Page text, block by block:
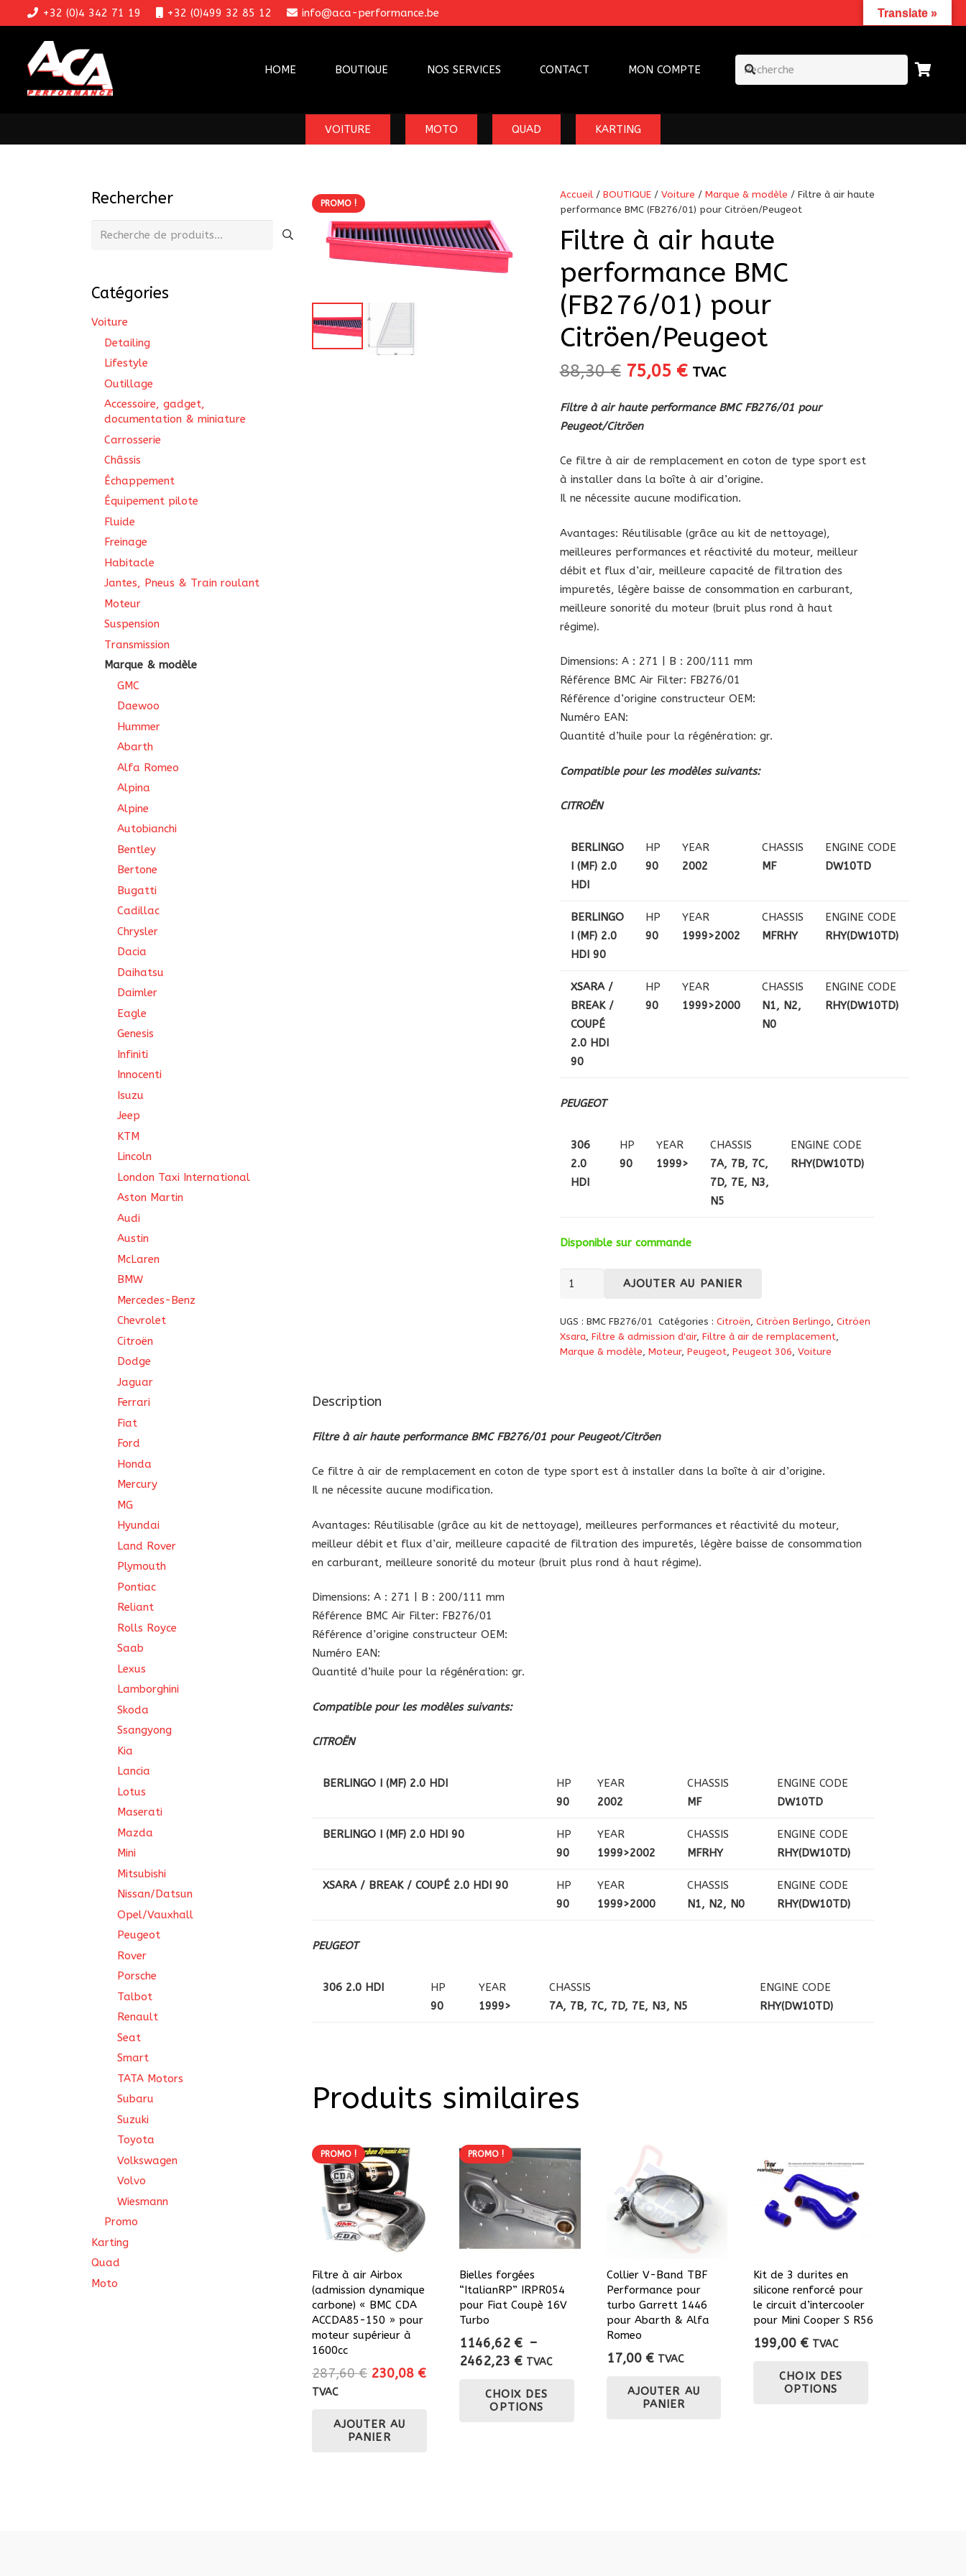
+32 (0)4 342 71 19 +32 (0)499 32 85 12 info@aca-performance.be
HOME BOUTIQUE NOS SERVICES CONTACT MON COMPTE
VOITURE MOTO QUAD KARTING
PROMO !
Accueil/ BOUTIQUE/ Voiture / Marque & modèle / Filtre à air haute
performance BMC (FB276/01) pour Citröen/Peugeot
Filtre à air haute
performance BMC
(FB276/01) pour
Citröen/Peugeot
88,30€ Le
initial
était :
75,05 €Le
actuel
TVAC
Filtre à air haute performance BMC FB276/01 pour
Peugeot/Citröen
Ce filtre à air de remplacement en coton de type sport est
à installer dans la boîte à air d’origine.
Il ne nécessite aucune modification.
Avantages: Réutilisable (grâce au kit de nettoyage),
meilleures performances et réactivité du moteur, meilleur
débit et flux d’air, meilleure capacité de filtration des
impuretés, légère baisse de consommation en carburant,
meilleure sonorité du moteur (bruit plus rond à haut
régime).
Dimensions: A : 271 | B : 200/111 mm
Référence BMC Air Filter: FB276/01
Référence d’origine constructeur OEM:
Numéro EAN:
Quantité d’huile pour la régénération: gr.
Compatible pour les modèles suivants:
CITROËN
BERLINGO
I (MF) 2.0
HDI
HP
90
YEAR
2002
CHASSIS
MF
ENGINE CODE
DW10TD
BERLINGO
I (MF) 2.0
HDI 90
HP
90
YEAR
1999>2002
CHASSIS
MFRHY
ENGINE CODE
RHY(DW10TD)
XSARA /
BREAK /
COUPÉ
2.0 HDI
90
HP
90
YEAR
1999>2000
CHASSIS
N1, N2,
N0
ENGINE CODE
RHY(DW10TD)
PEUGEOT
306
2.0
HDI
HP
90
YEAR
1999>
CHASSIS
7A, 7B, 7C,
7D, 7E, N3,
N5
ENGINE CODE
RHY(DW10TD)
Disponible sur commande
quantité
à
air
pour
Citröen/Peugeot
AJOUTER AU PANIER
UGS : BMC FB276/01 Catégories :Citroën,Citröen Berlingo,Citröen
Xsara, Filtre & admission d'air, Filtre à air de remplacement,
Marque & modèle, Moteur, Peugeot, Peugeot 306, Voiture
Description
Filtre à air haute performance BMC FB276/01 pour Peugeot/Citröen
Ce filtre à air de remplacement en coton de type sport est à installer dans la boîte à air d’origine.
Il ne nécessite aucune modification.
Avantages: Réutilisable (grâce au kit de nettoyage), meilleures performances et réactivité du moteur,
meilleur débit et flux d’air, meilleure capacité de filtration des impuretés, légère baisse de consommation
en carburant, meilleure sonorité du moteur (bruit plus rond à haut régime).
Dimensions: A : 271 | B : 200/111 mm
Référence BMC Air Filter: FB276/01
Référence d’origine constructeur OEM:
Numéro EAN:
Quantité d’huile pour la régénération: gr.
Compatible pour les modèles suivants:
CITROËN
BERLINGO I (MF) 2.0 HDI
HP
90
YEAR
2002
CHASSIS
MF
ENGINE CODE
DW10TD
BERLINGO I (MF) 2.0 HDI 90
HP
90
YEAR
1999>2002
CHASSIS
MFRHY
ENGINE CODE
RHY(DW10TD)
XSARA / BREAK / COUPÉ 2.0 HDI 90
HP
90
YEAR
1999>2000
CHASSIS
N1, N2, N0
ENGINE CODE
RHY(DW10TD)
PEUGEOT
306 2.0 HDI
HP
90
YEAR
1999>
CHASSIS
7A, 7B, 7C, 7D, 7E, N3, N5
ENGINE CODE
RHY(DW10TD)
Produits similaires
PROMO !
Filtre à air Airbox
(admission dynamique
carbone) « BMC CDA
ACCDA85-150 » pour
moteur supérieur à
1600cc
287,60€ Le
était :
287,60 €.
230,08 €Le
TVAC
AJOUTER AU
PANIER
PROMO !
Bielles forgées
“ItalianRP” IRPR054
pour Fiat Coupè 16V
Turbo
1146,62 € –
2462,23 €Plage
prix :
1146,62 €
TVAC
CHOIX DES
OPTIONS
Collier V-Band TBF
Performance pour
turbo Garrett 1446
pour Abarth & Alfa
Romeo
17,00 € TVAC
AJOUTER AU
PANIER
Kit de 3 durites en
silicone renforcé pour
le circuit d’intercooler
pour Mini Cooper S R56
199,00 € TVAC
CHOIX DES
OPTIONS
Rechercher
Recherche
Catégories
Voiture
Detailing
Lifestyle
Outillage
Accessoire, gadget,
documentation & miniature
Carrosserie
Châssis
Échappement
Équipement pilote
Fluide
Freinage
Habitacle
Jantes, Pneus & Train roulant
Moteur
Suspension
Transmission
Marque & modèle
GMC
Daewoo
Hummer
Abarth
Alfa Romeo
Alpina
Alpine
Autobianchi
Bentley
Bertone
Bugatti
Cadillac
Chrysler
Dacia
Daihatsu
Daimler
Eagle
Genesis
Infiniti
Innocenti
Isuzu
Jeep
KTM
Lincoln
London Taxi International
Aston Martin
Audi
Austin
McLaren
BMW
Mercedes-Benz
Chevrolet
Citroën
Dodge
Jaguar
Ferrari
Fiat
Ford
Honda
Mercury
MG
Hyundai
Land Rover
Plymouth
Pontiac
Reliant
Rolls Royce
Saab
Lexus
Lamborghini
Skoda
Ssangyong
Kia
Lancia
Lotus
Maserati
Mazda
Mini
Mitsubishi
Nissan/Datsun
Opel/Vauxhall
Peugeot
Rover
Porsche
Talbot
Renault
Seat
Smart
TATA Motors
Subaru
Suzuki
Toyota
Volkswagen
Volvo
Wiesmann
Promo
Karting
Quad
Moto
Translate »